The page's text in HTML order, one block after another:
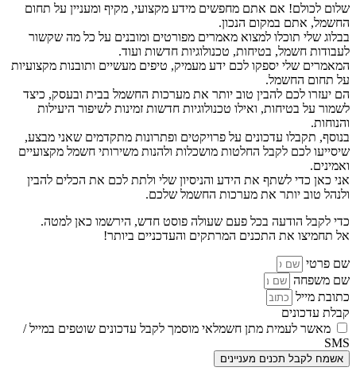
שלום לכולם! אם אתם מחפשים מידע מקצועי, מקיף ומעניין על תחום
החשמל, אתם במקום הנכון.
בבלוג שלי תוכלו למצוא מאמרים מפורטים ומובנים על כל מה שקשור
לעבודות חשמל, בטיחות, טכנולוגיות חדשות ועוד.
המאמרים שלי יספקו לכם ידע מעמיק, טיפים מעשיים ותובנות מקצועיות
על תחום החשמל.
הם יעזרו לכם להבין טוב יותר את מערכות החשמל בבית ובעסק, כיצד
לשמור על בטיחות, ואילו טכנולוגיות חדשות זמינות לשיפור היעילות
והנוחות.
בנוסף, תקבלו עדכונים על פרויקטים ופתרונות מתקדמים שאני מבצע,
שיסייעו לכם לקבל החלטות מושכלות ולהנות משירותי חשמל מקצועיים
ואמינים.
אני כאן כדי לשתף את הידע והניסיון שלי ולתת לכם את הכלים להבין
ולנהל טוב יותר את מערכות החשמל שלכם.
כדי לקבל הודעה בכל פעם שעולה פוסט חדש, הירשמו כאן למטה.
אל תחמיצו את התכנים המרתקים והעדכניים ביותר!
שם פרטי
שם משפחה
כתובת מייל
קבלת עדכונים
מאשר לעמית מתן חשמלאי מוסמך לקבל עדכונים שוטפים במייל /
SMS
אשמח לקבל תכנים מעניינים